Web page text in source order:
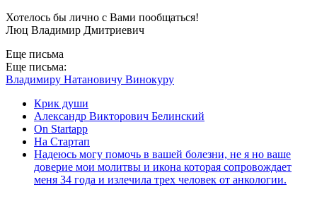
Хотелось бы лично с Вами пообщаться!
Люц Владимир Дмитриевич
Еще письма
Еще письма:
Владимиру Натановичу Винокуру
Крик души
Александр Викторович Белинский
On Startapp
На Стартап
Надеюсь могу помочь в вашей болезни, не я но ваше
доверие мои молитвы и икона которая сопровождает
меня 34 года и излечила трех человек от анкологии.